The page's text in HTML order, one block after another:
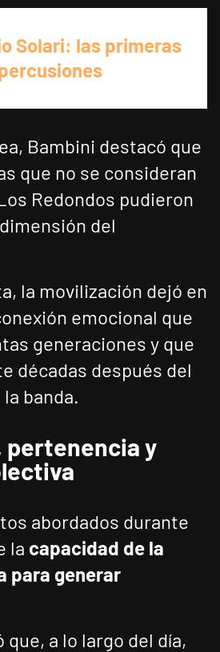
Solari: las primeras
Bambini destacó que
que no se consideran
Redondos pudieron
del
la movilización dejó en
emocional que
generaciones y que
décadas después del
banda.
pertenencia y
abordados durante
la capacidad de la
para generar
que, a lo largo del día,